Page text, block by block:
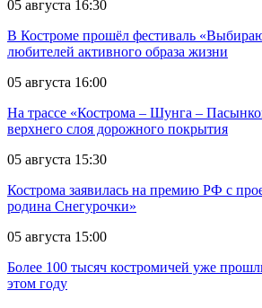
05 августа 16:30
В Костроме прошёл фестиваль
любителей активного образа жизни
05 августа 16:00
На трассе «Кострома – Шунга –
верхнего слоя дорожного покрытия
05 августа 15:30
Кострома заявилась на премию РФ с
родина Снегурочки»
05 августа 15:00
Более 100 тысяч костромичей уже
этом году